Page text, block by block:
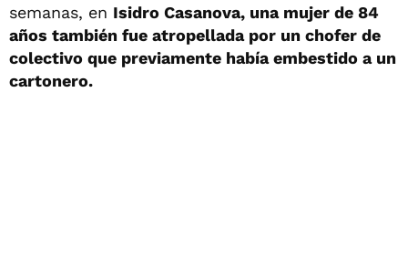
semanas, en Isidro Casanova, una mujer de 84
años también fue atropellada por un chofer de
colectivo que previamente había embestido a un
cartonero.